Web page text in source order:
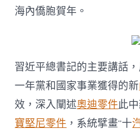
海內僑胞賀年。
習近平總書記的主要講話
一年黨和國家事業獲得的新
效，深入闡述奧迪零件此
寶堅尼零件 ，系統擘畫“十